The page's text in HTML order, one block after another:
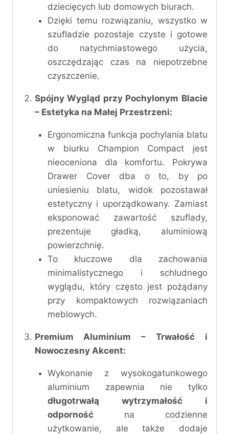
dziecięcych lub domowych biurach.
Dzięki temu rozwiązaniu, wszystko w
szufladzie pozostaje czyste i gotowe
do natychmiastowego użycia,
oszczędzając czas na niepotrzebne
czyszczenie.
Spójny Wygląd przy Pochylonym Blacie
– Estetyka na Małej Przestrzeni:
Ergonomiczna funkcja pochylania blatu
w biurku Champion Compact jest
nieoceniona dla komfortu. Pokrywa
Drawer Cover dba o to, by po
uniesieniu blatu, widok pozostawał
estetyczny i uporządkowany. Zamiast
eksponować zawartość szuflady,
prezentuje gładką, aluminiową
powierzchnię.
To kluczowe dla zachowania
minimalistycznego i schludnego
wyglądu, który często jest pożądany
przy kompaktowych rozwiązaniach
meblowych.
Premium Aluminium – Trwałość i
Nowoczesny Akcent:
Wykonanie z wysokogatunkowego
aluminium zapewnia nie tylko
długotrwałą wytrzymałość i
odporność na codzienne
użytkowanie, ale także dodaje